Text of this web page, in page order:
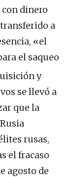
dinero
a
«el
el saqueo
y
se llevó a
que la
rusas,
el fracaso
agosto de